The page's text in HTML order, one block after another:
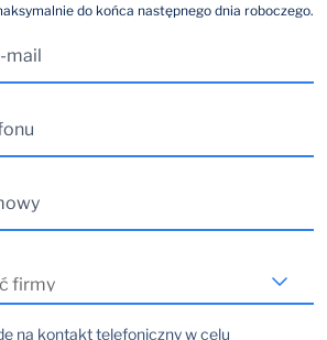
do końca następnego dnia roboczego.
na kontakt telefoniczny w celu